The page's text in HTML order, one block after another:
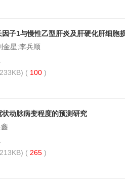
子1与慢性乙型肝炎及肝硬化肝细胞
金星;李兵顺
( 100 )
动脉病变程度的预测研究
( 265 )